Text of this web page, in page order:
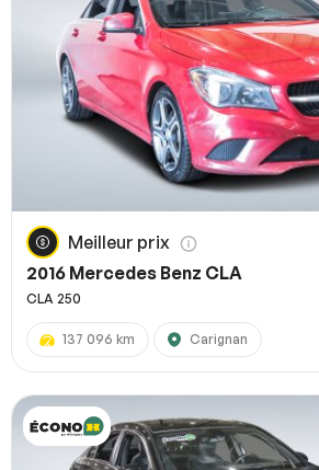
Meilleur prix
2016 Mercedes Benz CLA
CLA 250
137 096 km Carignan